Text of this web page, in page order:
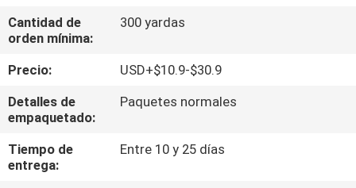
CONTROL
CALIDAD
CONTACTO
Cantidad de
orden mínima:
300 yardas
Precio:
USD+$10.9-$30.9
Detalles de
empaquetado:
Paquetes normales
Tiempo de
entrega:
Entre 10 y 25 días